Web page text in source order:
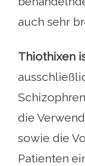
auch sehr
Thiothixen
die
sowie die
Patienten